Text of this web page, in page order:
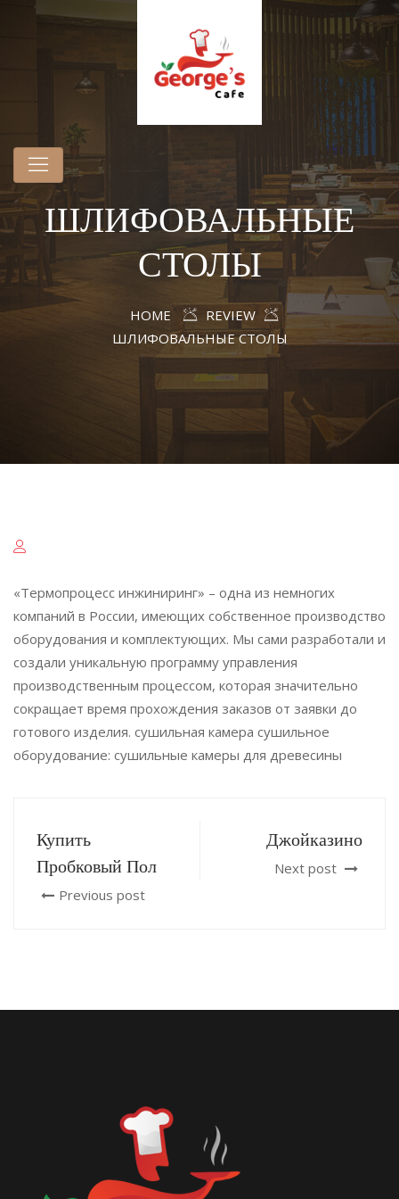
ШЛИФОВАЛЬНЫЕ
СТОЛЫ
HOME
REVIEW
ШЛИФОВАЛЬНЫЕ СТОЛЫ
«Термопроцесс инжиниринг» – одна из немногих
компаний в России, имеющих собственное производство
оборудования и комплектующих. Мы сами разработали и
создали уникальную программу управления
производственным процессом, которая значительно
сокращает время прохождения заказов от заявки до
готового изделия. сушильная камера сушильное
оборудование: сушильные камеры для древесины
Купить
Пробковый Пол
Previous post
Джойказино
Next post